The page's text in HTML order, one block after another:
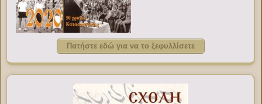
Πατήστε εδώ για να το ξεφυλλίσετε